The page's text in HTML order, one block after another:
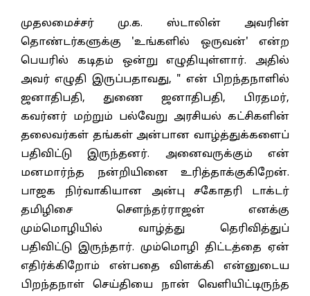
முதலமைச்சர் மு.க. ஸ்டாலின் அவரின்
தொண்டர்களுக்கு 'உங்களில் ஒருவன்' என்ற
பெயரில் கடிதம் ஒன்று எழுதியுள்ளார். அதில்
அவர் எழுதி இருப்பதாவது, " என் பிறந்தநாளில்
ஜனாதிபதி, துணை ஜனாதிபதி, பிரதமர்,
கவர்னர் மற்றும் பல்வேறு அரசியல் கட்சிகளின்
தலைவர்கள் தங்கள் அன்பான வாழ்த்துக்களைப்
பதிவிட்டு இருந்தனர். அனைவருக்கும் என்
மனமார்ந்த நன்றியினை உரித்தாக்குகிறேன்.
பாஜக நிர்வாகியான அன்பு சகோதரி டாக்டர்
தமிழிசை சௌந்தர்ராஜன் எனக்கு
மும்மொழியில் வாழ்த்து தெரிவித்துப்
பதிவிட்டு இருந்தார். மும்மொழி திட்டத்தை ஏன்
எதிர்க்கிறோம் என்பதை விளக்கி என்னுடைய
பிறந்தநாள் செய்தியை நான் வெளியிட்டிருந்த